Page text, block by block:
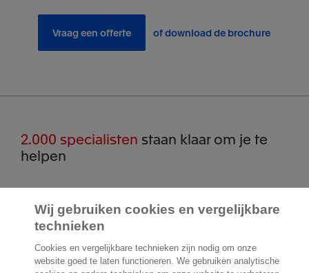
Vraag een offerte of download de brochure
2.000 specialisten staan klaar om je te
helpen
Exact Belgium
1780 Wemmel
Wij gebruiken cookies en vergelijkbare
technieken
Cookies en vergelijkbare technieken zijn nodig om onze
website goed te laten functioneren. We gebruiken analytische